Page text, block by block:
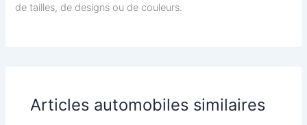
de tailles, de designs ou de couleurs.
Articles automobiles similaires